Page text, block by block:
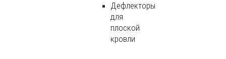
Дефлекторы
для
плоской
кровли